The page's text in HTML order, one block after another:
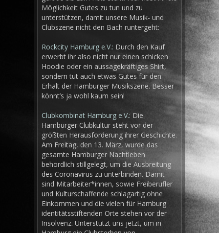
Möglichkeit Gutes zu tun und zu
unterstützen, damit unsere Musik- und
Clubszene nicht den Bach runtergeht:
Rockcity Hamburg e.V.: Durch den Kauf
erwerbt ihr also nicht nur einen schicken
Hoodie oder ein aussagekräftiges Shirt,
sondern tut auch etwas Gutes für den
Erhalt der Hamburger Musikszene. Besser
könnt’s ja wohl kaum sein!
Clubkombinat Hamburg e.V.: Die
Hamburger Clubkultur steht vor der
größten Herausforderung ihrer Geschichte.
Am Freitag, den 13. März, wurde das
gesamte Hamburger Nachtleben
behördlich stillgelegt, um die Ausbreitung
des Coronavirus zu unterbinden. Damit
sind Mitarbeiter*innen, sowie Freiberufler
und Kulturschaffende schlagartig ohne
Einkommen und die vielen für Hamburg
identitätsstiftenden Orte stehen vor der
Insolvenz. Unterstützt uns jetzt, um in